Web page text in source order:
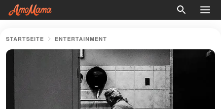
STARTSEITE ENTERTAINMENT